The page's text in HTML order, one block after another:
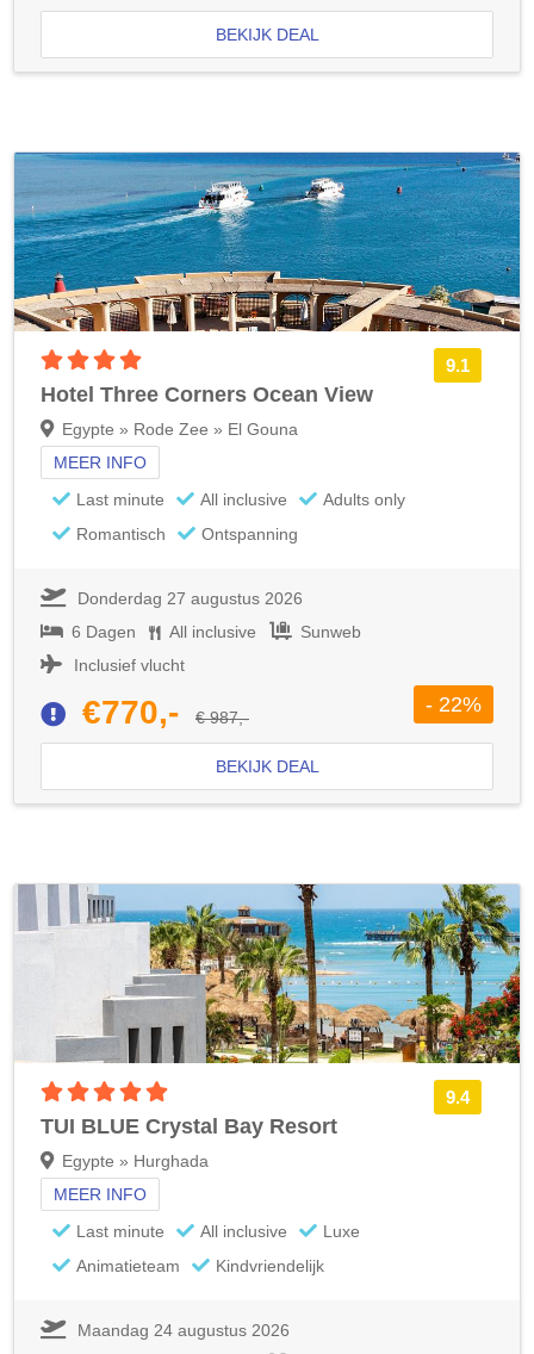
BEKIJK DEAL
9.1
Hotel Three Corners Ocean View
Egypte » Rode Zee » El Gouna
MEER INFO
Last minute
All inclusive
Adults only
Romantisch
Ontspanning
Donderdag 27 augustus 2026
6 Dagen
All inclusive
Sunweb
Inclusief vlucht
€770,- € 987,-
- 22%
BEKIJK DEAL
9.4
TUI BLUE Crystal Bay Resort
Egypte » Hurghada
MEER INFO
Last minute
All inclusive
Luxe
Animatieteam
Kindvriendelijk
Maandag 24 augustus 2026